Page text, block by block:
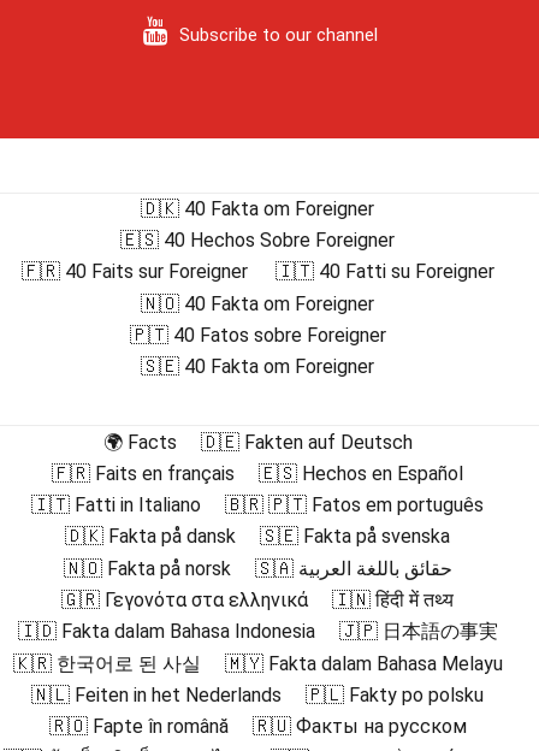
Subscribe to our channel
🇩🇰 40 Fakta om Foreigner
🇪🇸 40 Hechos Sobre Foreigner
🇫🇷 40 Faits sur Foreigner
🇮🇹 40 Fatti su Foreigner
🇳🇴 40 Fakta om Foreigner
🇵🇹 40 Fatos sobre Foreigner
🇸🇪 40 Fakta om Foreigner
🌍 Facts
🇩🇪 Fakten auf Deutsch
🇫🇷 Faits en français
🇪🇸 Hechos en Español
🇮🇹 Fatti in Italiano
🇧🇷 🇵🇹 Fatos em português
🇩🇰 Fakta på dansk
🇸🇪 Fakta på svenska
🇳🇴 Fakta på norsk
🇸🇦 حقائق باللغة العربية
🇬🇷 Γεγονότα στα ελληνικά
🇮🇳 हिंदी में तथ्य
🇮🇩 Fakta dalam Bahasa Indonesia
🇯🇵 日本語の事実
🇰🇷 한국어로 된 사실
🇲🇾 Fakta dalam Bahasa Melayu
🇳🇱 Feiten in het Nederlands
🇵🇱 Fakty po polsku
🇷🇴 Fapte în română
🇷🇺 Факты на русском